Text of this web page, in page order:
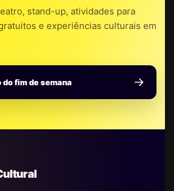
stand-up, atividades para
e experiências culturais em
fim de semana